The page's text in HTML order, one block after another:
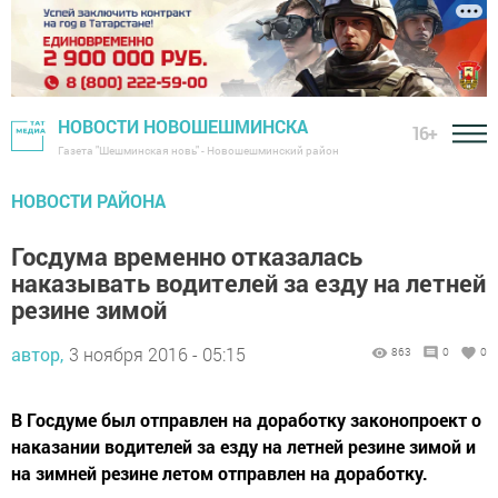
НОВОСТИ НОВОШЕШМИНСКА
Газета "Шешминская новь" - Новошешминский район
16+
НОВОСТИ РАЙОНА
Госдума временно отказалась
наказывать водителей за езду на летней
резине зимой
автор, 3 ноября 2016 - 05:15 863 0 0
В Госдуме был отправлен на доработку законопроект о
наказании водителей за езду на летней резине зимой и
на зимней резине летом отправлен на доработку.